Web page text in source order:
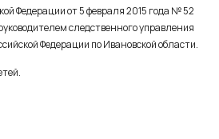
Федерации от 5 февраля 2015 года № 52
следственного управления
Федерации по Ивановской области.